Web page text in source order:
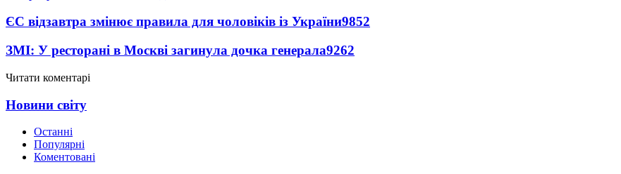
ЄС відзавтра змінює правила для чоловіків із України9852
ЗМІ: У ресторані в Москві загинула дочка генерала9262
Читати коментарі
Новини світу
Останні
Популярні
Коментовані